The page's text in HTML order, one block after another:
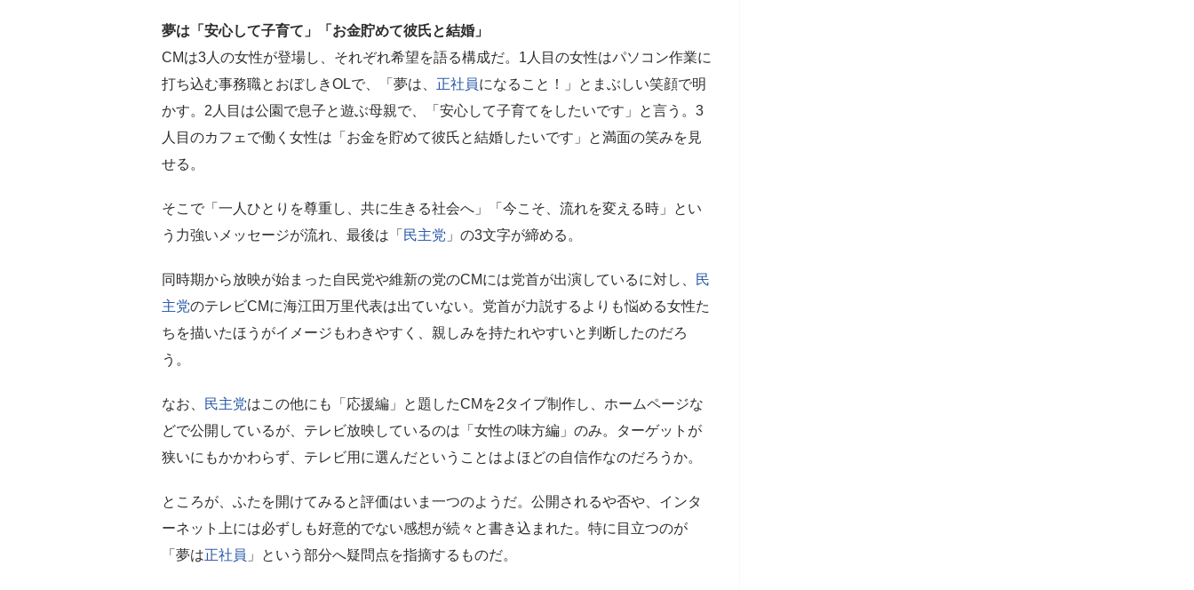
夢は「安心して子育て」「お金貯めて彼氏と結婚」
CMは3人の女性が登場し、それぞれ希望を語る構成だ。1人目の女性はパソコン作業に
打ち込む事務職とおぼしきOLで、「夢は、 正社員になること！」とまぶしい笑顔で明
かす。2人目は公園で息子と遊ぶ母親で、「安心して子育てをしたいです」と言う。3
人目のカフェで働く女性は「お金を貯めて彼氏と結婚したいです」と満面の笑みを見
せる。
そこで「一人ひとりを尊重し、共に生きる社会へ」「今こそ、流れを変える時」とい
う力強いメッセージが流れ、最後は「 民主党 」の3文字が締める。
同時期から放映が始まった自民党や維新の党のCMには党首が出演しているに対し、
民
主党のテレビCMに海江田万里代表は出ていない。党首が力説するよりも悩める女性た
ちを描いたほうがイメージもわきやすく、親しみを持たれやすいと判断したのだろ
う。
なお、 民主党はこの他にも「応援編」と題したCMを2タイプ制作し、ホームページな
どで公開しているが、テレビ放映しているのは「女性の味方編」のみ。ターゲットが
狭いにもかかわらず、テレビ用に選んだということはよほどの自信作なのだろうか。
ところが、ふたを開けてみると評価はいま一つのようだ。公開されるや否や、インタ
ーネット上には必ずしも好意的でない感想が続々と書き込まれた。特に目立つのが
「夢は正社員 」という部分へ疑問点を指摘するものだ。